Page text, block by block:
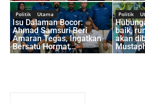
Politik Utama
​Isu Dalaman Bocor:
Ahmad Samsuri Beri
Amaran Tegas, Ingatkan
Bersatu Hormat...
Politik
baik,
akan